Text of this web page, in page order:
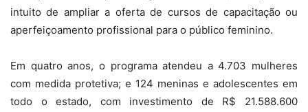
intuito de ampliar a oferta de cursos de capacitação ou
aperfeiçoamento profissional para o público feminino.
Em quatro anos, o programa atendeu a 4.703 mulheres
com medida protetiva; e 124 meninas e adolescentes em
todo o estado, com investimento de R$ 21.588.600